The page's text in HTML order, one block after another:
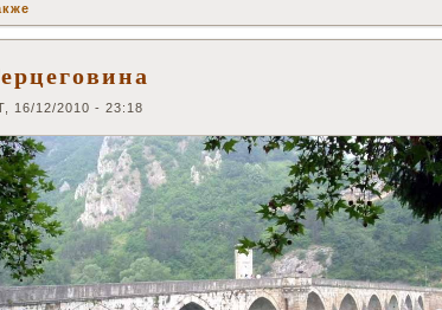
16/12/2010 - 23:18